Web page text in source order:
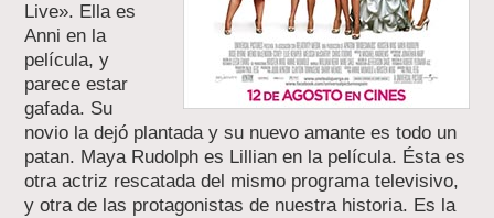
Live». Ella es
Anni en la
película, y
parece estar
gafada. Su
novio la dejó plantada y su nuevo amante es todo un
patan. Maya Rudolph es Lillian en la película. Ésta es
otra actriz rescatada del mismo programa televisivo,
y otra de las protagonistas de nuestra historia. Es la